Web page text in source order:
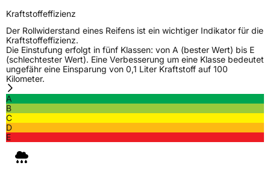
Kraftstoffeffizienz
Der Rollwiderstand eines Reifens ist ein wichtiger Indikator für die
Kraftstoffeffizienz.
Die Einstufung erfolgt in fünf Klassen: von A (bester Wert) bis E
(schlechtester Wert). Eine Verbesserung um eine Klasse bedeutet
ungefähr eine Einsparung von 0,1 Liter Kraftstoff auf 100
Kilometer.
A
B
C
D
E